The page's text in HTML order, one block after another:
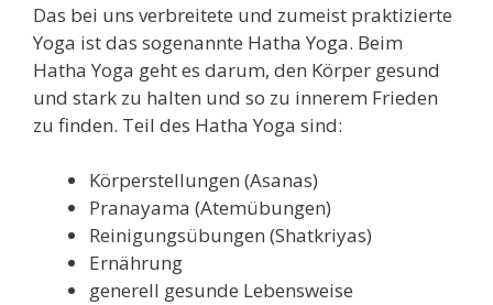
Das bei uns verbreitete und zumeist praktizierte
Yoga ist das sogenannte Hatha Yoga. Beim
Hatha Yoga geht es darum, den Körper gesund
und stark zu halten und so zu innerem Frieden
zu finden. Teil des Hatha Yoga sind:
Körperstellungen (Asanas)
Pranayama (Atemübungen)
Reinigungsübungen (Shatkriyas)
Ernährung
generell gesunde Lebensweise